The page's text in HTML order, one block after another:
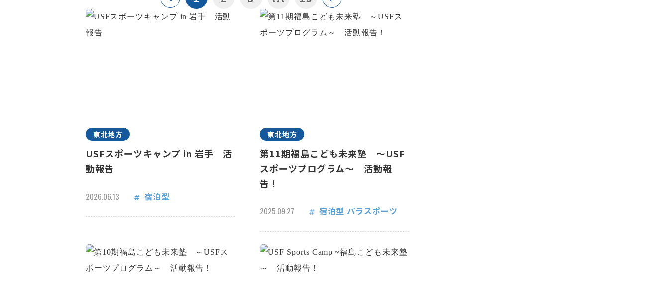
東北地方
USFスポーツキャンプ in 岩手 活
動報告
2026.06.13 宿泊型
東北地方
第11期福島こども未来塾 ～USF
スポーツプログラム～ 活動報
告！
2025.09.27 宿泊型 パラスポーツ